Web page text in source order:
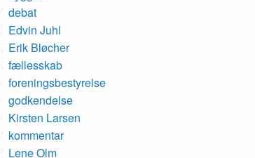
debat
Edvin Juhl
Erik Bløcher
fællesskab
foreningsbestyrelse
godkendelse
Kirsten Larsen
kommentar
Lene Olm